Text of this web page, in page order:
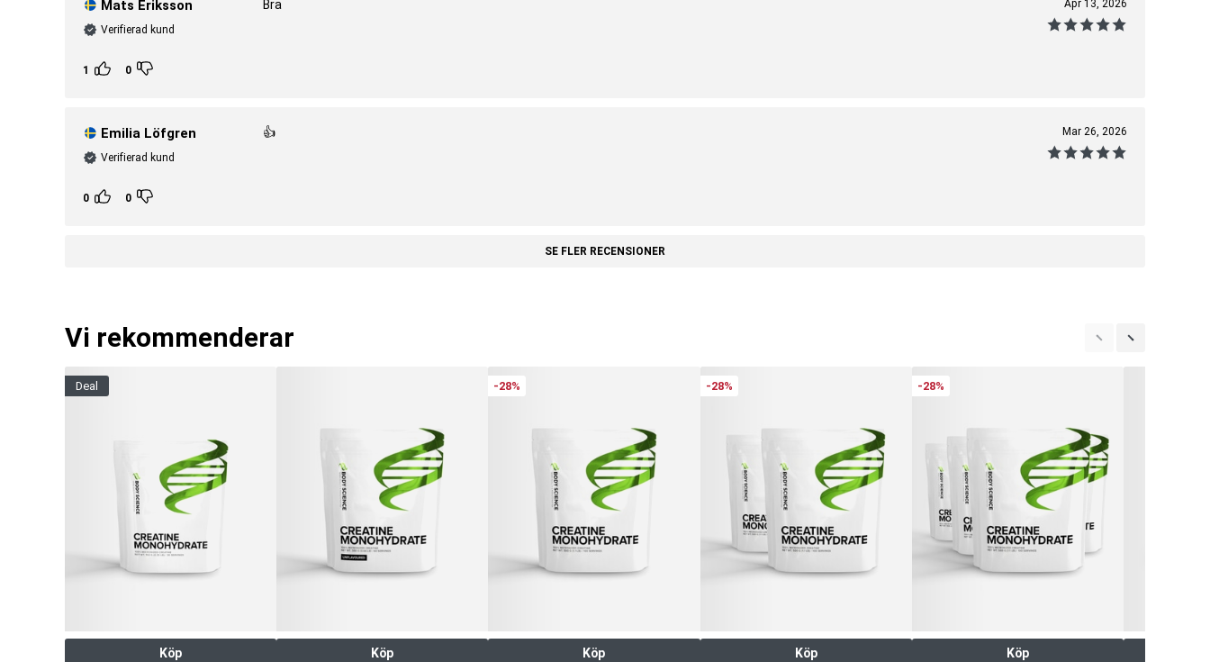
Mats Eriksson
Verifierad kund
1 0
Bra Apr 13, 2026
Emilia Löfgren
Verifierad kund
0 0
👍 Mar 26, 2026
SE FLER RECENSIONER
Vi rekommenderar
deal
Köp Köp
-28%
Köp
-28%
Köp
-28%
Köp